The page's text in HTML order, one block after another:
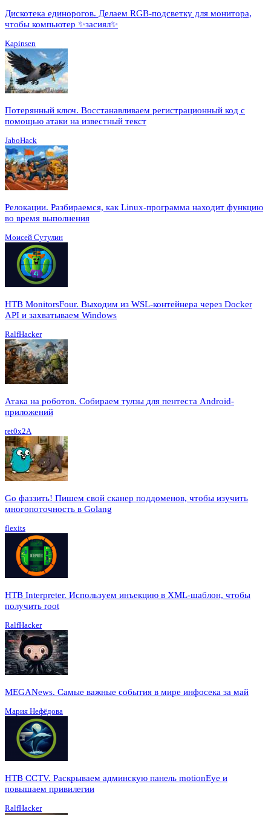
Дискотека единорогов. Делаем RGB-подсветку для монитора,
чтобы компьютер ✨засиял✨
Kapinsen
Потерянный ключ. Восстанавливаем регистрационный код с
помощью атаки на известный текст
JaboHack
Релокации. Разбираемся, как Linux-программа находит функцию
во время выполнения
Моисей Сутулин
HTB MonitorsFour. Выходим из WSL-контейнера через Docker
API и захватываем Windows
RalfHacker
Атака на роботов. Собираем тулзы для пентеста Android-
приложений
ret0x2A
Go фаззить! Пишем свой сканер поддоменов, чтобы изучить
многопоточность в Golang
flexits
HTB Interpreter. Используем инъекцию в XML-шаблон, чтобы
получить root
RalfHacker
MEGANews. Cамые важные события в мире инфосека за май
Мария Нефёдова
HTB CCTV. Раскрываем админскую панель motionEye и
повышаем привилегии
RalfHacker